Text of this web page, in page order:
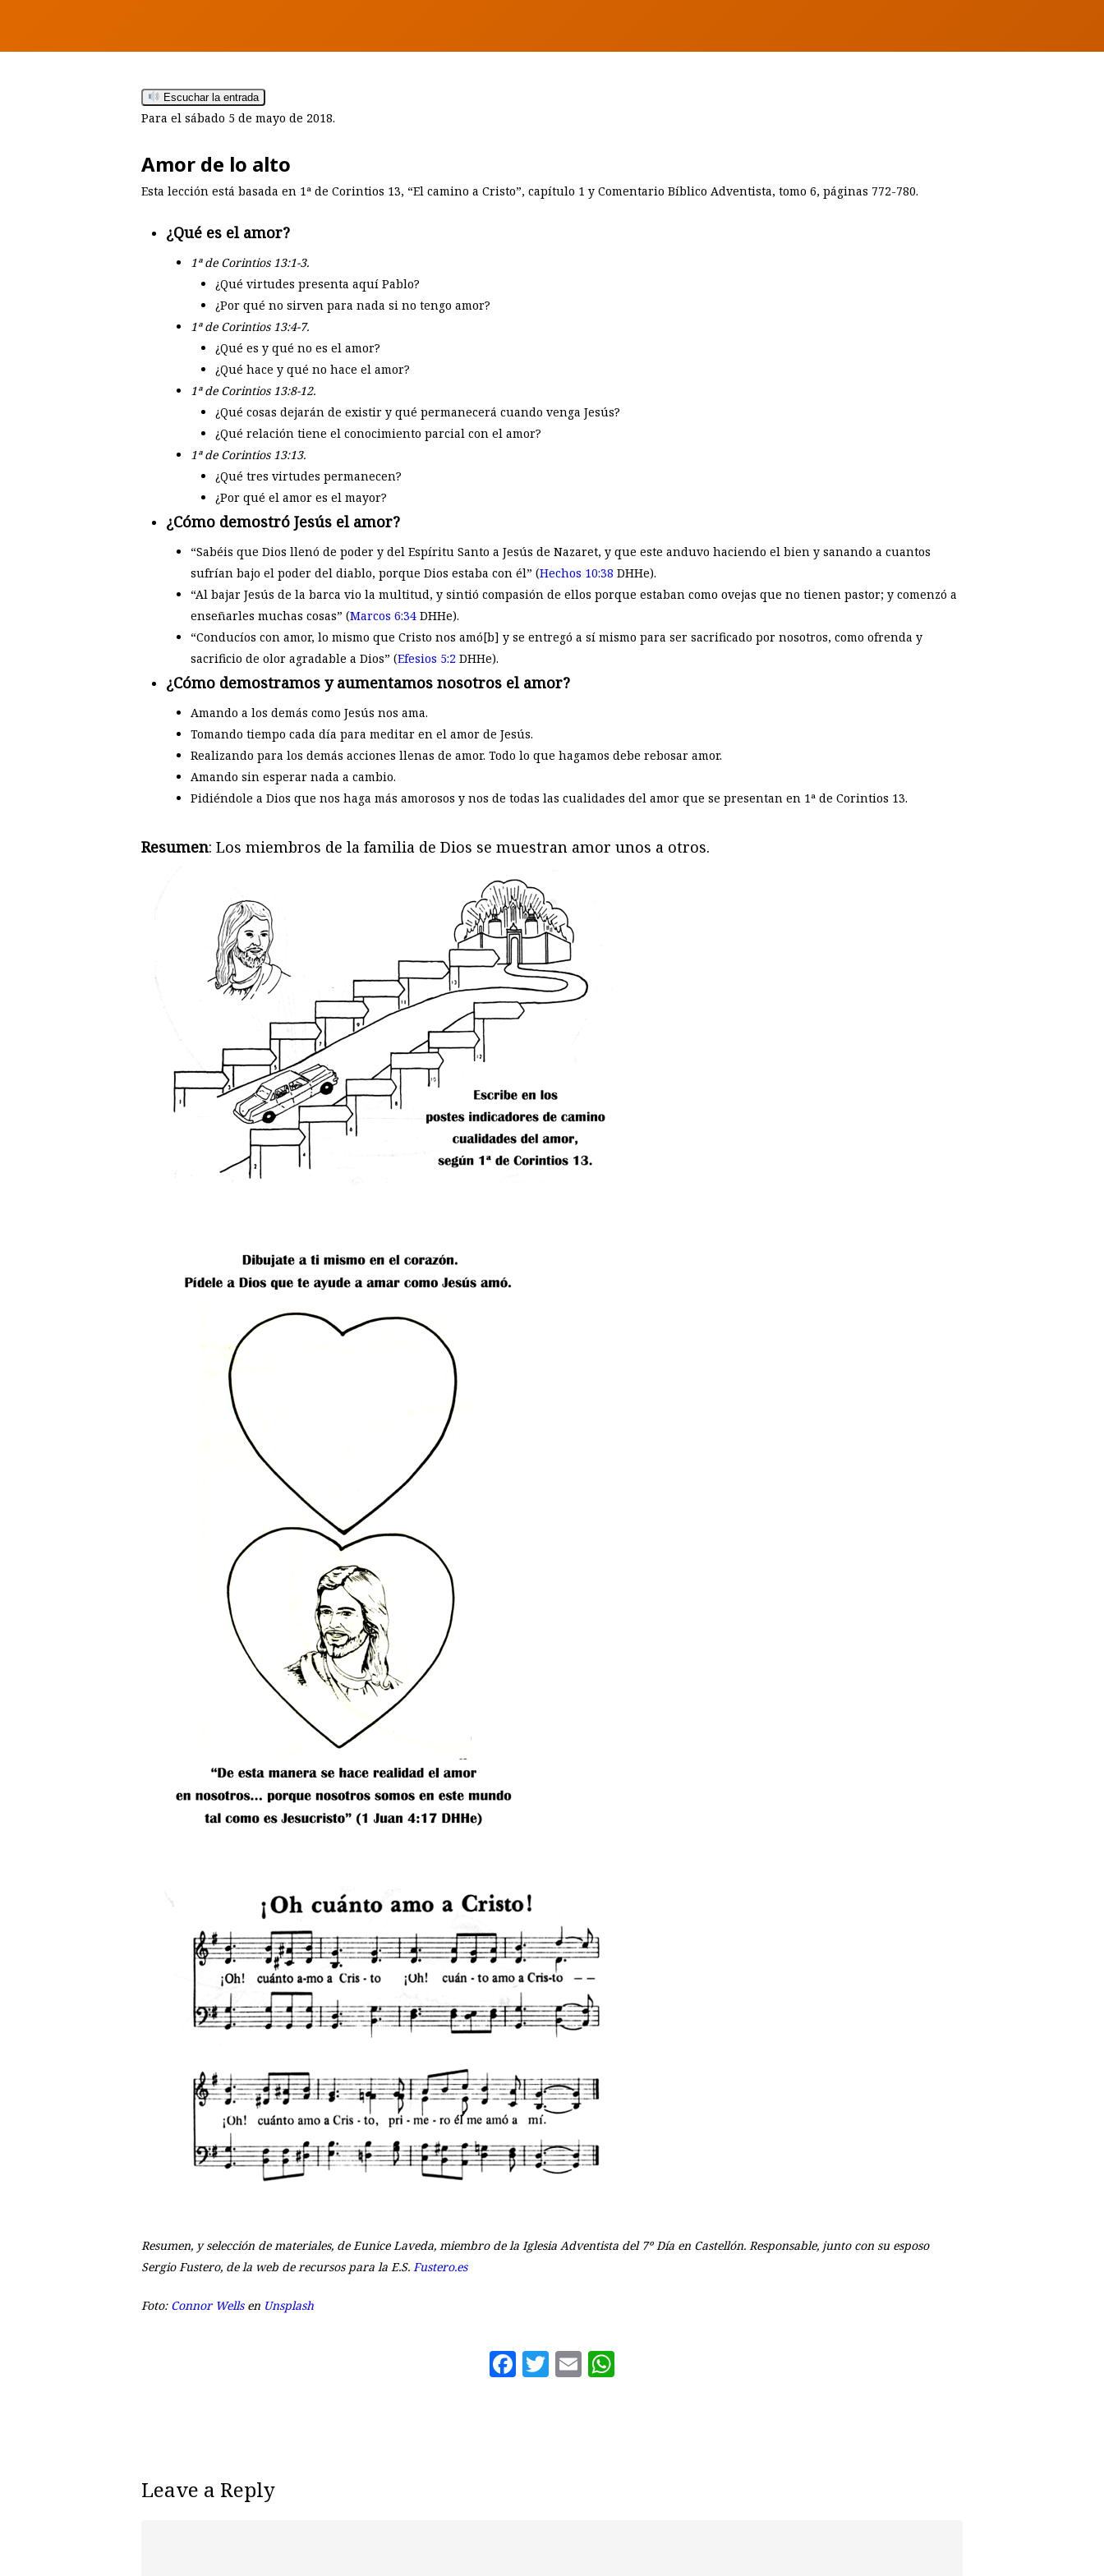
Hit enter to search or ESC to close
Escuchar la entrada
Para el sábado 5 de mayo de 2018.
Amor de lo alto
Esta lección está basada en 1ª de Corintios 13, “El camino a Cristo”, capítulo 1 y Comentario Bíblico Adventista, tomo 6, páginas 772-780.
¿Qué es el amor?
1ª de Corintios 13:1-3.
¿Qué virtudes presenta aquí Pablo?
¿Por qué no sirven para nada si no tengo amor?
1ª de Corintios 13:4-7.
¿Qué es y qué no es el amor?
¿Qué hace y qué no hace el amor?
1ª de Corintios 13:8-12.
¿Qué cosas dejarán de existir y qué permanecerá cuando venga Jesús?
¿Qué relación tiene el conocimiento parcial con el amor?
1ª de Corintios 13:13.
¿Qué tres virtudes permanecen?
¿Por qué el amor es el mayor?
¿Cómo demostró Jesús el amor?
“Sabéis que Dios llenó de poder y del Espíritu Santo a Jesús de Nazaret, y que este anduvo haciendo el bien y sanando a cuantos
sufrían bajo el poder del diablo, porque Dios estaba con él” (Hechos 10:38 DHHe).
“Al bajar Jesús de la barca vio la multitud, y sintió compasión de ellos porque estaban como ovejas que no tienen pastor; y comenzó a
enseñarles muchas cosas” (Marcos 6:34 DHHe).
“Conducíos con amor, lo mismo que Cristo nos amó[b] y se entregó a sí mismo para ser sacrificado por nosotros, como ofrenda y
sacrificio de olor agradable a Dios” (Efesios 5:2 DHHe).
¿Cómo demostramos y aumentamos nosotros el amor?
Amando a los demás como Jesús nos ama.
Tomando tiempo cada día para meditar en el amor de Jesús.
Realizando para los demás acciones llenas de amor. Todo lo que hagamos debe rebosar amor.
Amando sin esperar nada a cambio.
Pidiéndole a Dios que nos haga más amorosos y nos de todas las cualidades del amor que se presentan en 1ª de Corintios 13.
Resumen: Los miembros de la familia de Dios se muestran amor unos a otros.
Resumen, y selección de materiales, de Eunice Laveda, miembro de la Iglesia Adventista del 7º Día en Castellón. Responsable, junto con su esposo
Sergio Fustero, de la web de recursos para la E.S. Fustero.es
Foto: Connor Wellsen Unsplash
Facebook
Twitter
Email
Leave a Reply